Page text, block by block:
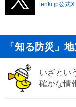
tenki.jp公式X
「知る防災」
いざとい
確かな情